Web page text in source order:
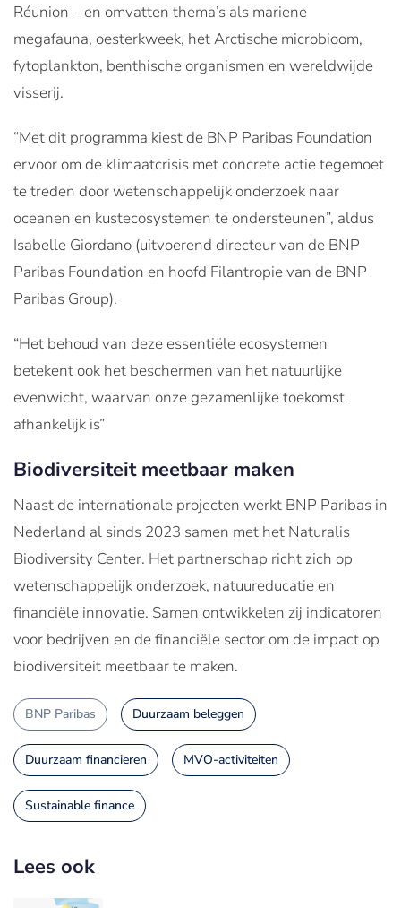
Réunion – en omvatten thema’s als mariene
megafauna, oesterkweek, het Arctische microbioom,
fytoplankton, benthische organismen en wereldwijde
visserij.
“Met dit programma kiest de BNP Paribas Foundation
ervoor om de klimaatcrisis met concrete actie tegemoet
te treden door wetenschappelijk onderzoek naar
oceanen en kustecosystemen te ondersteunen”, aldus
Isabelle Giordano (uitvoerend directeur van de BNP
Paribas Foundation en hoofd Filantropie van de BNP
Paribas Group).
“Het behoud van deze essentiële ecosystemen
betekent ook het beschermen van het natuurlijke
evenwicht, waarvan onze gezamenlijke toekomst
afhankelijk is”
Biodiversiteit meetbaar maken
Naast de internationale projecten werkt BNP Paribas in
Nederland al sinds 2023 samen met het Naturalis
Biodiversity Center. Het partnerschap richt zich op
wetenschappelijk onderzoek, natuureducatie en
financiële innovatie. Samen ontwikkelen zij indicatoren
voor bedrijven en de financiële sector om de impact op
biodiversiteit meetbaar te maken.
BNP Paribas Duurzaam beleggen
Duurzaam financieren MVO-activiteiten
Sustainable finance
Lees ook